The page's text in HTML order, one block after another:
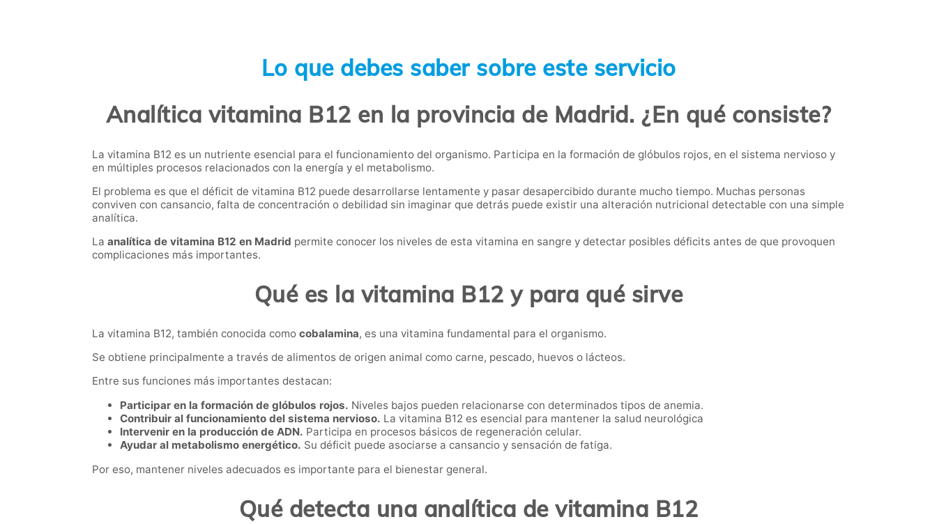
Lo que debes saber sobre este servicio
Analítica vitamina B12 en la provincia de Madrid. ¿En qué consiste?
La vitamina B12 es un nutriente esencial para el funcionamiento del organismo. Participa en la formación de glóbulos rojos, en el sistema nervioso y
en múltiples procesos relacionados con la energía y el metabolismo.
El problema es que el déficit de vitamina B12 puede desarrollarse lentamente y pasar desapercibido durante mucho tiempo. Muchas personas
conviven con cansancio, falta de concentración o debilidad sin imaginar que detrás puede existir una alteración nutricional detectable con una simple
analítica.
La analítica de vitamina B12 en Madrid permite conocer los niveles de esta vitamina en sangre y detectar posibles déficits antes de que provoquen
complicaciones más importantes.
Qué es la vitamina B12 y para qué sirve
La vitamina B12, también conocida como cobalamina, es una vitamina fundamental para el organismo.
Se obtiene principalmente a través de alimentos de origen animal como carne, pescado, huevos o lácteos.
Entre sus funciones más importantes destacan:
Participar en la formación de glóbulos rojos. Niveles bajos pueden relacionarse con determinados tipos de anemia.
Contribuir al funcionamiento del sistema nervioso. La vitamina B12 es esencial para mantener la salud neurológica
Intervenir en la producción de ADN. Participa en procesos básicos de regeneración celular.
Ayudar al metabolismo energético. Su déficit puede asociarse a cansancio y sensación de fatiga.
Por eso, mantener niveles adecuados es importante para el bienestar general.
Qué detecta una analítica de vitamina B12